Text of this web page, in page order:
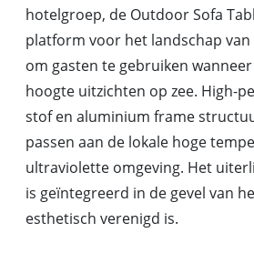
hotelgroep, de Outdoor Sofa
platform voor het landschap
om gasten te gebruiken
hoogte uitzichten op zee. High-
stof en aluminium frame
passen aan de lokale hoge
ultraviolette omgeving. Het
is geïntegreerd in de gevel van
esthetisch verenigd is.